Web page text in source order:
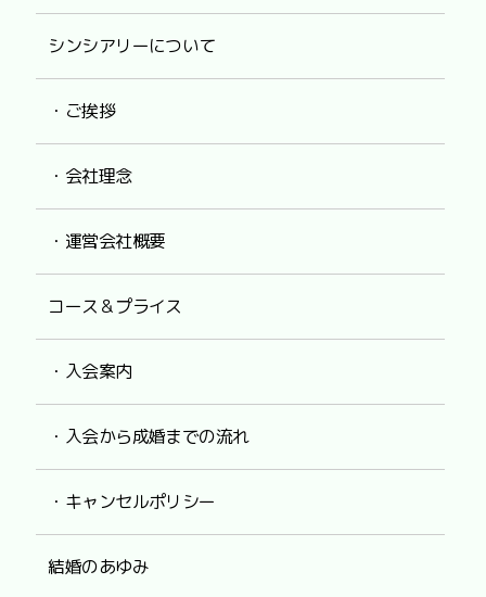
シンシアリーについて
・ご挨拶
・会社理念
・運営会社概要
コース＆プライス
・入会案内
・入会から成婚までの流れ
・キャンセルポリシー
結婚のあゆみ